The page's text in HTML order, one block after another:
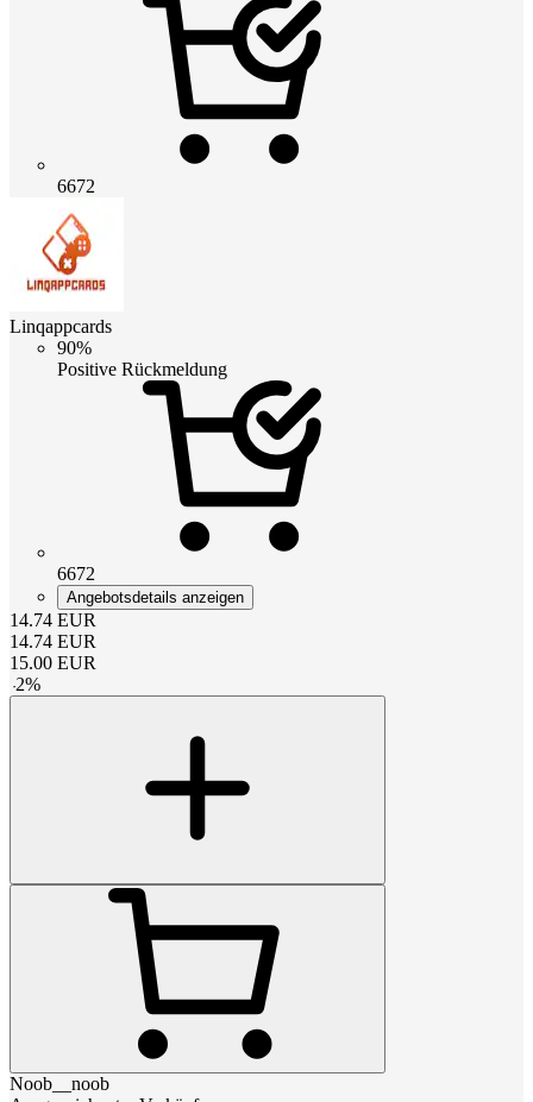
6672
Linqappcards
90%
Positive Rückmeldung
6672
Angebotsdetails anzeigen
14.74 EUR
14.74 EUR
15.00 EUR
-2%
Noob__noob